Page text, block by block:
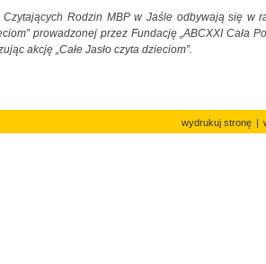
Rodzin MBP w Jaśle odbywają się w
prowadzonej przez Fundację „ABCXXI Cała
akcję „Całe Jasło czyta dzieciom”.
wydrukuj stronę |